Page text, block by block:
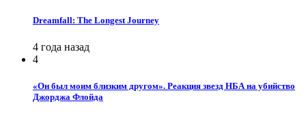
Dreamfall: The Longest Journey
4 года назад
4
«Он был моим близким другом». Реакция звезд НБА на убийство
Джорджа Флойда